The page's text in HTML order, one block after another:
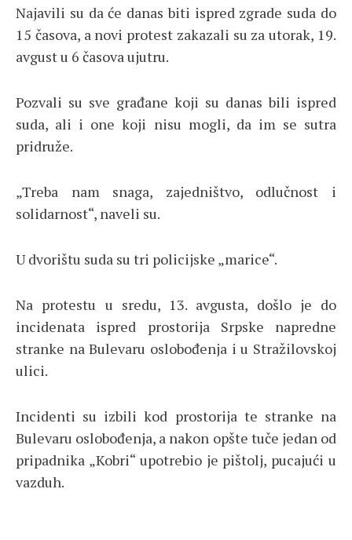
Najavili su da će danas biti ispred zgrade suda do
15 časova, a novi protest zakazali su za utorak, 19.
avgust u 6 časova ujutru.
Pozvali su sve građane koji su danas bili ispred
suda, ali i one koji nisu mogli, da im se sutra
pridruže.
„Treba nam snaga, zajedništvo, odlučnost i
solidarnost“, naveli su.
U dvorištu suda su tri policijske „marice“.
Na protestu u sredu, 13. avgusta, došlo je do
incidenata ispred prostorija Srpske napredne
stranke na Bulevaru oslobođenja i u Stražilovskoj
ulici.
Incidenti su izbili kod prostorija te stranke na
Bulevaru oslobođenja, a nakon opšte tuče jedan od
pripadnika „Kobri“ upotrebio je pištolj, pucajući u
vazduh.